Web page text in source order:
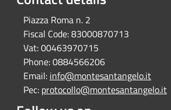
Piazza Roma n. 2
Fiscal Code:83000870713
Vat:00463970715
Phone:0884566206
Email: info@montesantangelo.it
Pec: protocollo@montesantangelo.it